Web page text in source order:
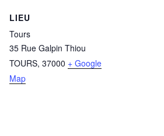
LIEU
Tours
35 Rue Galpin Thiou
TOURS, 37000 + Google
Map